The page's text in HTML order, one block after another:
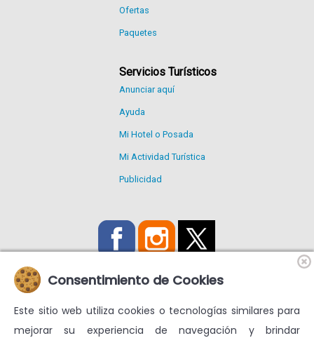
Ofertas
Paquetes
Servicios Turísticos
Anunciar aquí
Ayuda
Mi Hotel o Posada
Mi Actividad Turística
Publicidad
Utilizamos Cookies propias y de terceros para mejorar nuestros
servicios y mostrarte publicidad relacionada con tus
Consentimiento de Cookies
Este sitio web utiliza cookies o tecnologías similares para
mejorar su experiencia de navegación y brindar